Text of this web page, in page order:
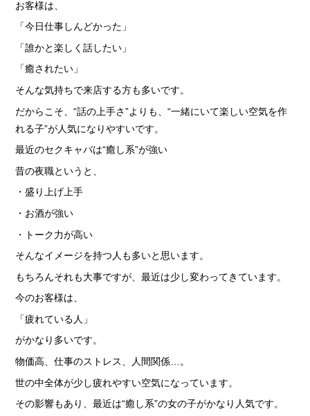
› サイトマップ
› グループサイト
› オンラインヴィヴィッド
› 店舗スタッフ求人
お客様は、
「今日仕事しんどかった」
「誰かと楽しく話したい」
「癒されたい」
そんな気持ちで来店する方も多いです。
だからこそ、“話の上手さ”よりも、“一緒にいて楽しい空気を作
れる子”が人気になりやすいです。
最近のセクキャバは“癒し系”が強い
昔の夜職というと、
・盛り上げ上手
・お酒が強い
・トーク力が高い
そんなイメージを持つ人も多いと思います。
もちろんそれも大事ですが、最近は少し変わってきています。
今のお客様は、
「疲れている人」
がかなり多いです。
物価高、仕事のストレス、人間関係…。
世の中全体が少し疲れやすい空気になっています。
その影響もあり、最近は“癒し系”の女の子がかなり人気です。